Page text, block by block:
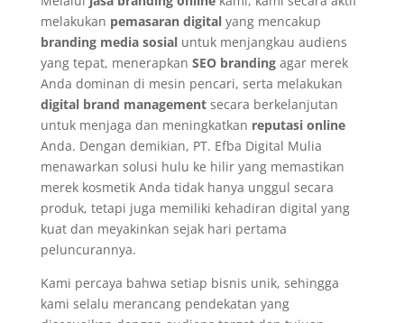
melakukan pemasaran digitalyang mencakup
branding media sosialuntuk menjangkau audiens
yang tepat, menerapkan SEO brandingagar merek
Anda dominan di mesin pencari, serta melakukan
digital brand managementsecara berkelanjutan
untuk menjaga dan meningkatkan reputasi online
Anda. Dengan demikian, PT. Efba Digital Mulia
menawarkan solusi hulu ke hilir yang memastikan
merek kosmetik Anda tidak hanya unggul secara
produk, tetapi juga memiliki kehadiran digital yang
kuat dan meyakinkan sejak hari pertama
peluncurannya.
Kami percaya bahwa setiap bisnis unik, sehingga
kami selalu merancang pendekatan yang